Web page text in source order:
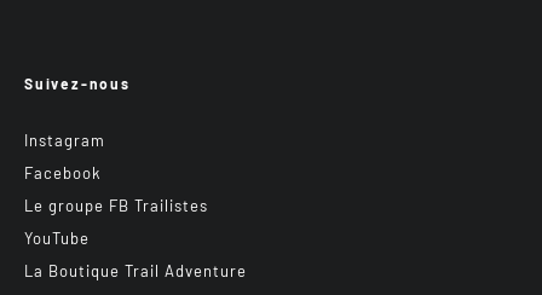
Suivez-nous
Instagram
Facebook
Le groupe FB Trailistes
YouTube
La Boutique Trail Adventure